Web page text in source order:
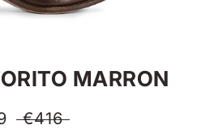
MARRON
€416